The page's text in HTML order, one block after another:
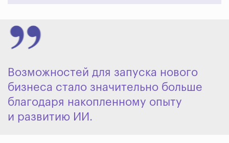
Возможностей для запуска нового
бизнеса стало значительно больше
благодаря накопленному опыту
и развитию ИИ.